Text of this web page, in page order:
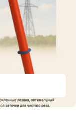
800х600х600